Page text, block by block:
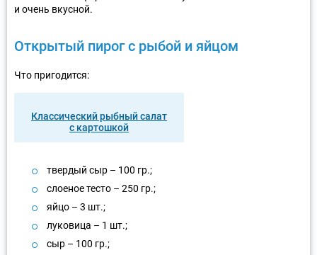
и очень вкусной.
Открытый пирог с рыбой и яйцом
Что пригодится:
Классический рыбный салат
с картошкой
твердый сыр – 100 гр.;
слоеное тесто – 250 гр.;
яйцо – 3 шт.;
луковица – 1 шт.;
сыр – 100 гр.;